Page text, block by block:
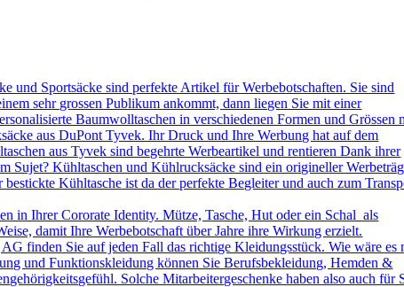
und Sportsäcke sind perfekte Artikel für Werbebotschaften. Sie sind
sehr grossen Publikum ankommt, dann liegen Sie mit einer
Baumwolltaschen in verschiedenen Formen und Grössen
aus DuPont Tyvek. Ihr Druck und Ihre Werbung hat auf dem
aus Tyvek sind begehrte Werbeartikel und rentieren Dank ihrer
Sujet? Kühltaschen und Kühlrucksäcke sind ein origineller
Kühltasche ist da der perfekte Begleiter und auch zum
in Ihrer Cororate Identity. Mütze, Tasche, Hut oder ein Schal als
damit Ihre Werbebotschaft über Jahre ihre Wirkung erzielt.
finden Sie auf jeden Fall das richtige Kleidungsstück. Wie wäre es
und Funktionskleidung können Sie Berufsbekleidung, Hemden &
Solche Mitarbeitergeschenke haben also auch für